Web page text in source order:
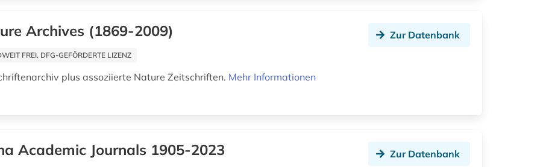
Archives (1869-2009)
FREI, DFG-GEFÖRDERTE LIZENZ
plus assoziierte Nature Zeitschriften. Mehr Informationen
Zur Datenbank
Academic Journals 1905-2023 Zur Datenbank